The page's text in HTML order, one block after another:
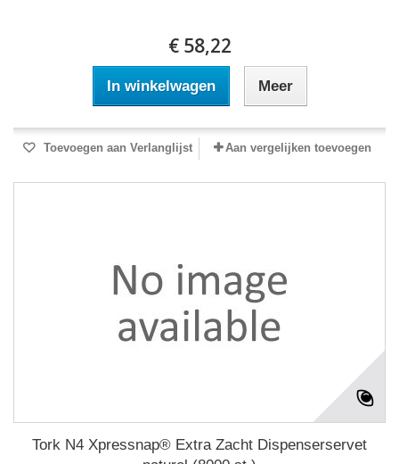
€ 58,22
In winkelwagen Meer
Toevoegen aan Verlanglijst Aan vergelijken toevoegen
Tork N4 Xpressnap® Extra Zacht Dispenserservet